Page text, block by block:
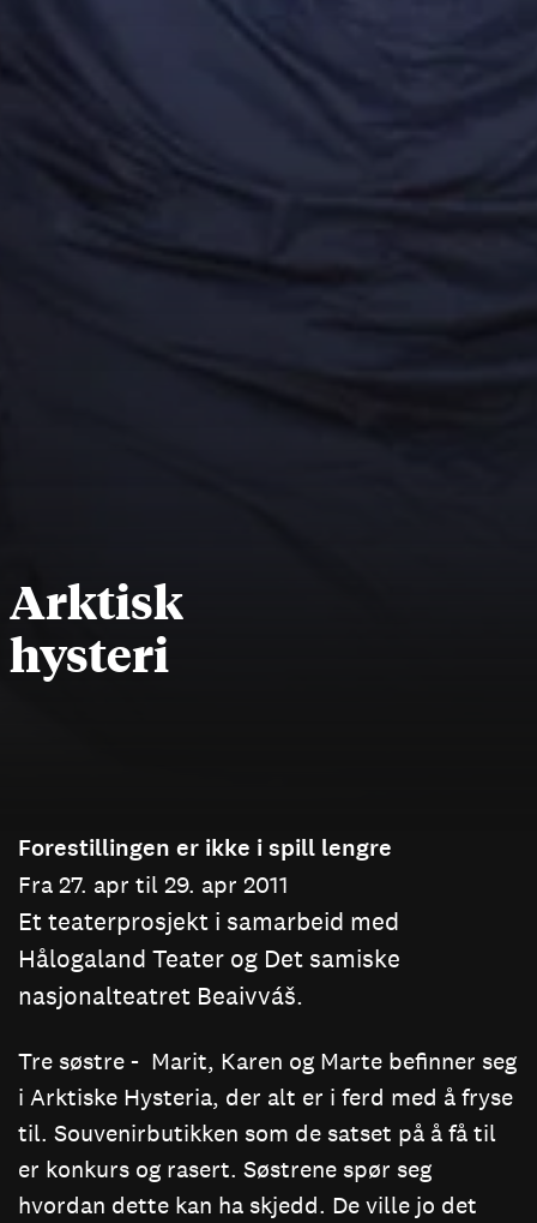
Arktisk
hysteri
Forestillingen er ikke i spill lengre
Fra 27. apr til 29. apr 2011
Et teaterprosjekt i samarbeid med
Hålogaland Teater og Det samiske
nasjonalteatret Beaivváš.
Tre søstre - Marit, Karen og Marte befinner seg
i Arktiske Hysteria, der alt er i ferd med å fryse
til. Souvenirbutikken som de satset på å få til
er konkurs og rasert. Søstrene spør seg
hvordan dette kan ha skjedd. De ville jo det